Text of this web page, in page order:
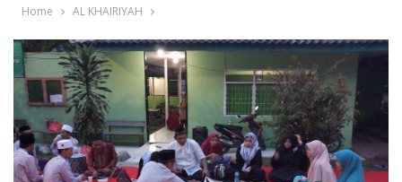
Home AL KHAIRIYAH